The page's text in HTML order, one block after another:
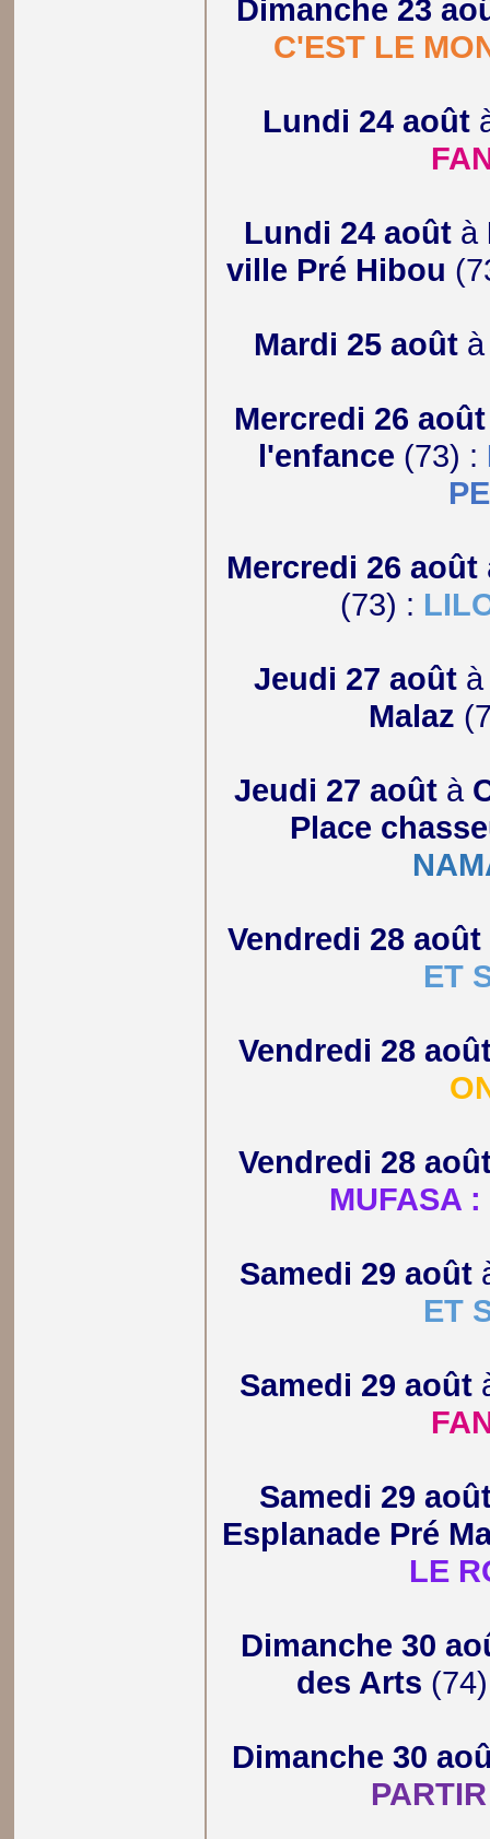
Dimanche 23
C'EST LE
Lundi 24 août
Lundi 24 aoûtà
ville Pré Hibou
Mardi 25 août
Mercredi 26 août
l'enfance (73) :
Mercredi 26 août
(73) :
Jeudi 27 août
Malaz
Jeudi 27 aoûtà
Place
Vendredi 28 août
ET
Vendredi 28
Vendredi 28
MUFASA
Samedi 29 août
ET
Samedi 29 août
Samedi 29
Esplanade Pré
LE
Dimanche 30
des Arts
Dimanche 30